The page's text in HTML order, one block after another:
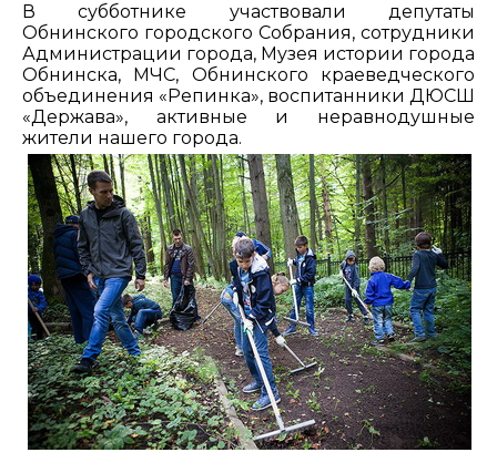
В субботнике участвовали депутаты
Обнинского городского Собрания, сотрудники
Администрации города, Музея истории города
Обнинска, МЧС, Обнинского краеведческого
объединения «Репинка», воспитанники ДЮСШ
«Держава», активные и неравнодушные
жители нашего города.